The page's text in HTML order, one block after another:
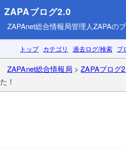
ZAPAブログ2.0
ZAPAnet総合情報局管理人ZAPAのブ
トップ カテゴリ 過去ログ/検索 プ
ZAPAnet総合情報局 >ZAPAブログ
た！